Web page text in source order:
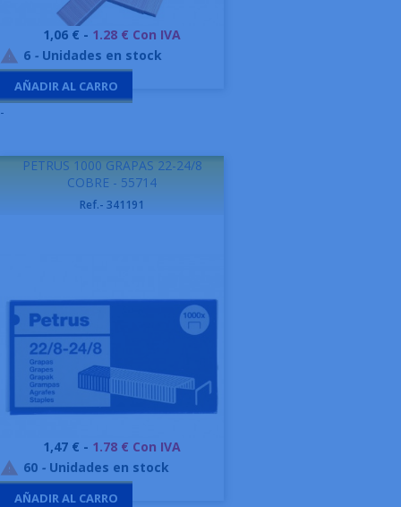
Precio
1,06 € - 1.28 € Con IVA
 6 - Unidades en stock
AÑADIR AL CARRO
-
PETRUS 1000 GRAPAS 22-24/8
COBRE - 55714
Ref.- 341191
Precio
1,47 € - 1.78 € Con IVA
 60 - Unidades en stock
AÑADIR AL CARRO